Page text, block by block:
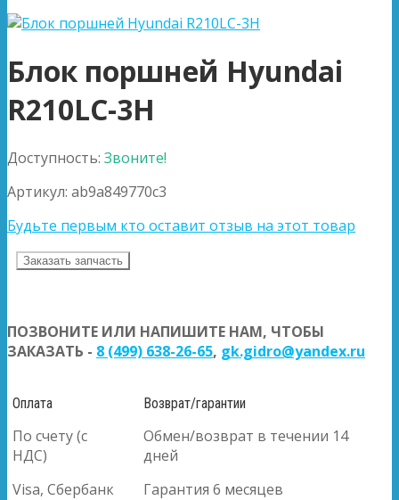
Блок поршней Hyundai
R210LC-3H
Доступность: Звоните!
Артикул: ab9a849770c3
Будьте первым кто оставит отзыв на этот товар
Заказать запчасть
ПОЗВОНИТЕ ИЛИ НАПИШИТЕ НАМ, ЧТОБЫ
ЗАКАЗАТЬ - 8 (499) 638-26-65, gk.gidro@yandex.ru
Оплата
По счету (с
НДС)
Visa, Сбербанк
Возврат/гарантии
Обмен/возврат в течении 14
дней
Гарантия 6 месяцев